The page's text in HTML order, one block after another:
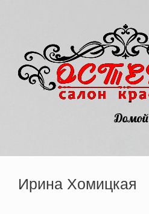
Домой
Ирина Хомицкая